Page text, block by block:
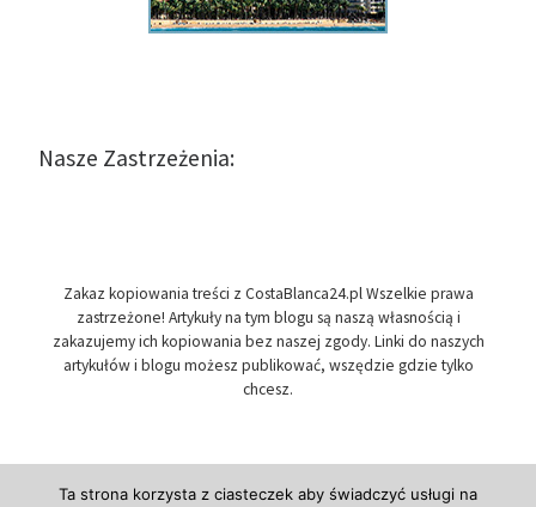
Nasze Zastrzeżenia:
Zakaz kopiowania treści z CostaBlanca24.pl Wszelkie prawa
zastrzeżone! Artykuły na tym blogu są naszą własnością i
zakazujemy ich kopiowania bez naszej zgody. Linki do naszych
artykułów i blogu możesz publikować, wszędzie gdzie tylko
chcesz.
Ta strona korzysta z ciasteczek aby świadczyć usługi na